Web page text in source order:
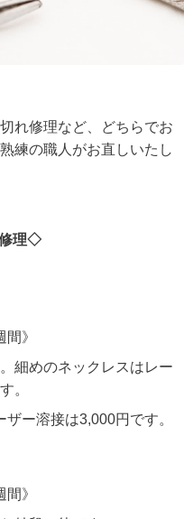
れ修理など、どちらでお
練の職人がお直しいたし
理◇
》
細めのネックレスはレー
。
ー溶接は3,000円です。
》